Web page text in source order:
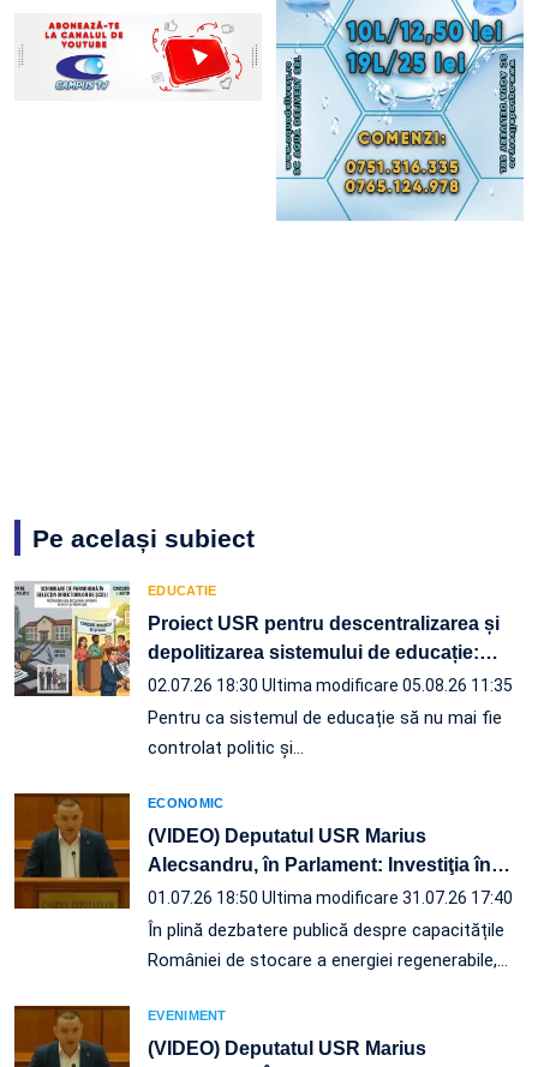
Pe același subiect
EDUCATIE
Proiect USR pentru descentralizarea și
depolitizarea sistemului de educație:…
02.07.26 18:30 Ultima modificare 05.08.26 11:35
Pentru ca sistemul de educație să nu mai fie
controlat politic și…
ECONOMIC
(VIDEO) Deputatul USR Marius
Alecsandru, în Parlament: Investiţia în…
01.07.26 18:50 Ultima modificare 31.07.26 17:40
În plină dezbatere publică despre capacitățile
României de stocare a energiei regenerabile,…
EVENIMENT
(VIDEO) Deputatul USR Marius